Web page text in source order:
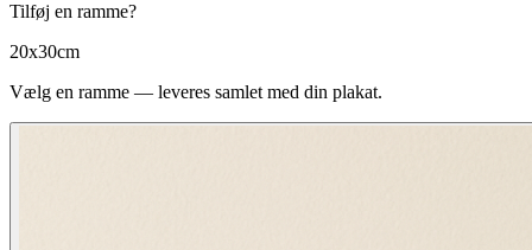
Tilføj en ramme?
20x30cm
Vælg en ramme — leveres samlet med din plakat.